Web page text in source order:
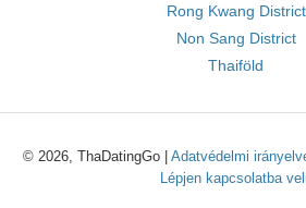
Rong Kwang District
Non Sang District
Thaiföld
© 2026, ThaDatingGo | Adatvédelmi
Lépjen kapcsolatba